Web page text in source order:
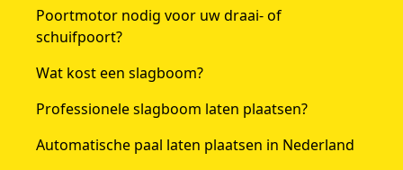
Poortmotor nodig voor uw draai- of
schuifpoort?
Wat kost een slagboom?
Professionele slagboom laten plaatsen?
Automatische paal laten plaatsen in Nederland